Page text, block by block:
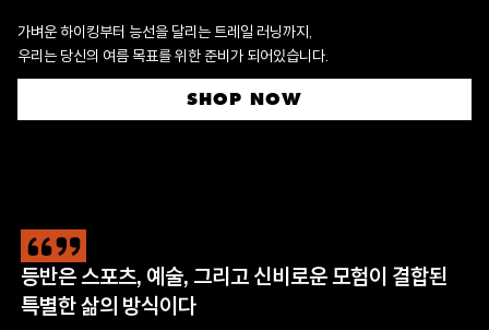
가벼운 하이킹부터 능선을 달리는 트레일 러닝까지,
우리는 당신의 여름 목표를 위한 준비가 되어있습니다.
SHOP NOW
등반은 스포츠, 예술, 그리고 신비로운 모험이 결합된
특별한 삶의 방식이다
CLIMB
완등을 위한 필수 장비
HIKE
자연으로 나아갈 완벽한 준비
RUN
멈추지 않는 산악 트레일 러닝
APPAREL
모든 아웃도어 모험을 위해